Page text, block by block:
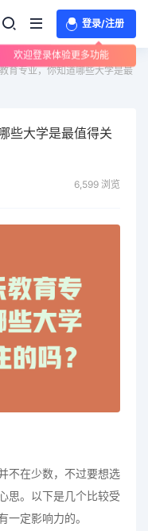
登录/注册
欢迎登录体验更多功能
育专业，你知道哪些大学是最
些大学是最值得关
6,599 浏览
不在少数，不过要想选
思。以下是几个比较受
一定影响力的。